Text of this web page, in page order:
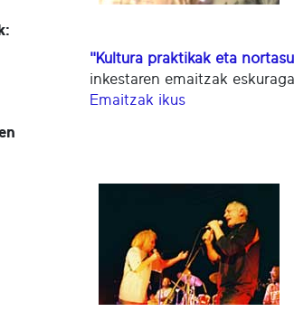
"Kultura praktikak eta
inkestaren emaitzak
Emaitzak ikus